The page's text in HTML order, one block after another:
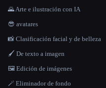
🌄 Arte e ilustración con IA
😎 avatares
📸 Clasificación facial y de belleza
🖌️ De texto a imagen
🖼️ Edición de imágenes
🪄 Eliminador de fondo